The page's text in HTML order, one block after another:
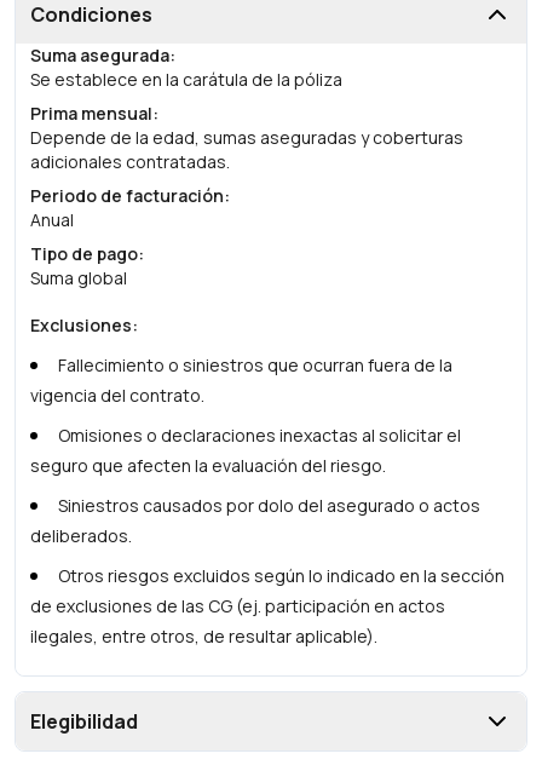
Condiciones
Suma asegurada:
Se establece en la carátula de la póliza
Prima mensual:
Depende de la edad, sumas aseguradas y coberturas
adicionales contratadas.
Periodo de facturación:
Anual
Tipo de pago:
Suma global
Exclusiones:
Fallecimiento o siniestros que ocurran fuera de la
vigencia del contrato.
Omisiones o declaraciones inexactas al solicitar el
seguro que afecten la evaluación del riesgo.
Siniestros causados por dolo del asegurado o actos
deliberados.
Otros riesgos excluidos según lo indicado en la sección
de exclusiones de las CG (ej. participación en actos
ilegales, entre otros, de resultar aplicable).
Elegibilidad